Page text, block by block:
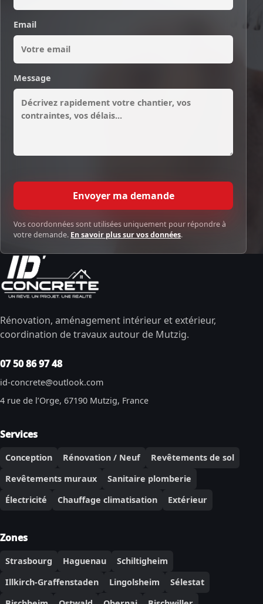
Email
Message
Envoyer ma demande
Vos coordonnées sont utilisées uniquement pour répondre à
votre demande. En savoir plus sur vos données.
Rénovation, aménagement intérieur et extérieur,
coordination de travaux autour de Mutzig.
07 50 86 97 48
id-concrete@outlook.com
4 rue de l’Orge, 67190 Mutzig, France
Services
Conception Rénovation / Neuf
Revêtements de sol
Revêtements muraux
Sanitaire plomberie
Électricité
Chauffage climatisation Extérieur
Zones
Strasbourg Haguenau
Schiltigheim
Illkirch-Graffenstaden
Lingolsheim
Sélestat